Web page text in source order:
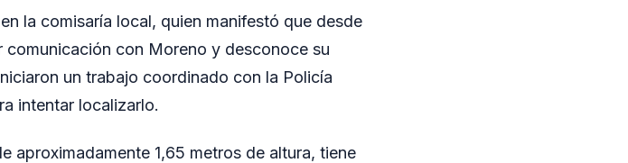
la comisaría local, quien manifestó que desde
con Moreno y desconoce su
un trabajo coordinado con la Policía
intentar localizarlo.
aproximadamente 1,65 metros de altura, tiene